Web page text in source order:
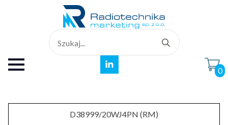
for:
0
D38999/20WJ4PN (RM)